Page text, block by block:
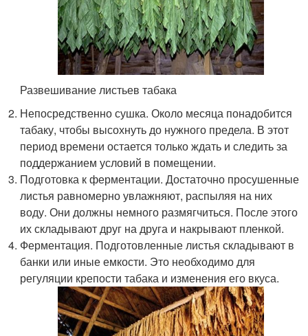
Развешивание листьев табака
Непосредственно сушка. Около месяца понадобится
табаку, чтобы высохнуть до нужного предела. В этот
период времени остается только ждать и следить за
поддержанием условий в помещении.
Подготовка к ферментации. Достаточно просушенные
листья равномерно увлажняют, распыляя на них
воду. Они должны немного размягчиться. После этого
их складывают друг на друга и накрывают пленкой.
Ферментация. Подготовленные листья складывают в
банки или иные емкости. Это необходимо для
регуляции крепости табака и изменения его вкуса.